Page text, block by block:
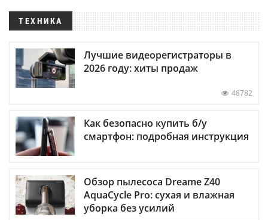
ТЕХНИКА
Лучшие видеорегистраторы в
2026 году: хиты продаж
48782
Как безопасно купить б/у
смартфон: подробная инструкция
Обзор пылесоса Dreame Z40
AquaCycle Pro: сухая и влажная
уборка без усилий